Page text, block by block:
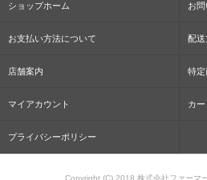
ショップホーム お
お支払い方法について 配送
店舗案内 特定
マイアカウント カ
プライバシーポリシー